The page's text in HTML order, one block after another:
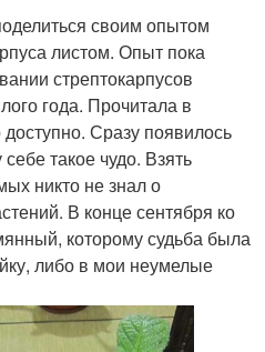
своим опытом
листом. Опыт пока
стрептокарпусов
года. Прочитала в
Сразу появилось
такое чудо. Взять
никто не знал о
В конце сентября ко
которому судьба была
либо в мои неумелые